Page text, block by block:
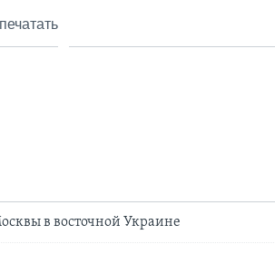
в восточной Украине